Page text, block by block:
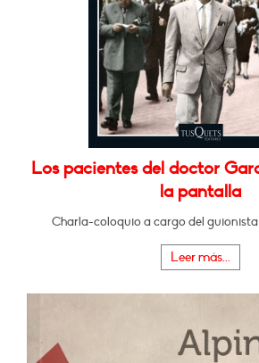
Los pacientes del doctor
la pantalla
Charla-coloquio a cargo del
Leer más...